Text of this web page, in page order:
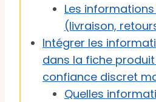
Les
(livraison,
Intégrer les
dans la fiche
confiance discret
Quelles